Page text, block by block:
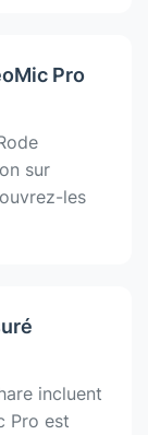
Pro
sur
les
incluent
Pro est